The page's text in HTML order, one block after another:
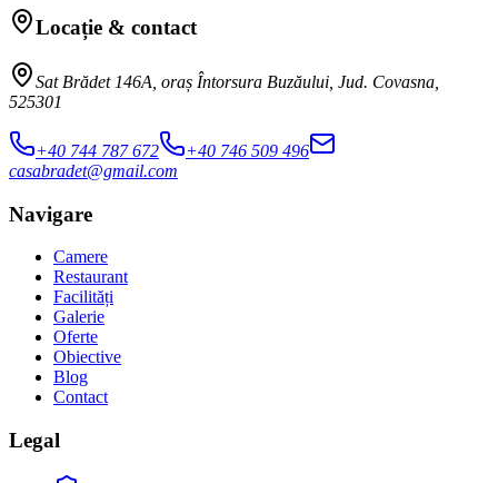
Locație & contact
Sat Brădet 146A, oraș Întorsura Buzăului, Jud. Covasna,
525301
+40 744 787 672
+40 746 509 496
casabradet@gmail.com
Navigare
Camere
Restaurant
Facilități
Galerie
Oferte
Obiective
Blog
Contact
Legal